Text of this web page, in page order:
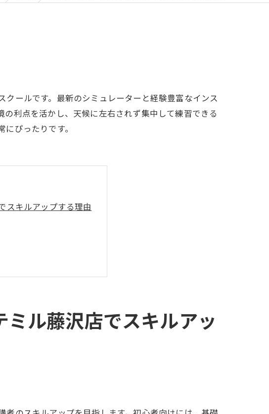
ールです。最新のシミュレーターと経験豊富なインス
利点を活かし、天候に左右されず集中して練習できる
ぴったりです。
スキルアップする理由
ル藤沢店でスキルアッ